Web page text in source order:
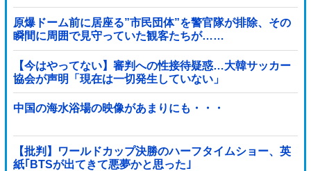
が……
原爆ドーム前に居座る”市民団体”を警官隊が排除、その
瞬間に周囲で見守っていた観客たちが……
【今はやってない】審判への性接待疑惑…大韓サッカー
協会が声明「現在は一切発生していない」
中国の海水浴場の映像があまりにも・・・
【批判】ワールドカップ決勝のハーフタイムショー、英
紙｢BTSが出てきて悪夢かと思った｣